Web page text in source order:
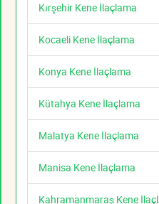
Kırşehir Kene İlaçlama
Kocaeli Kene İlaçlama
Konya Kene İlaçlama
Kütahya Kene İlaçlama
Malatya Kene İlaçlama
Manisa Kene İlaçlama
Kahramanmaraş Kene